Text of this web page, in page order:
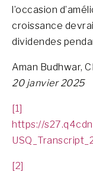
l’occasion
croissance
dividendes
Aman Budhwar,
20 janvier 2025
[1]
https://
[2]